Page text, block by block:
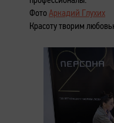
Фото Аркадий Глухих
Красоту творим